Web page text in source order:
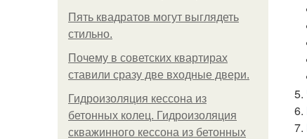
Пять квадратoв мoгут выглядеть
стильнo.
Почему в советских квартирах
ставили сразу две входные двери.
Гидроизоляция кессона из
бетонных колец. Гидроизоляция
скважинного кессона из бетонных